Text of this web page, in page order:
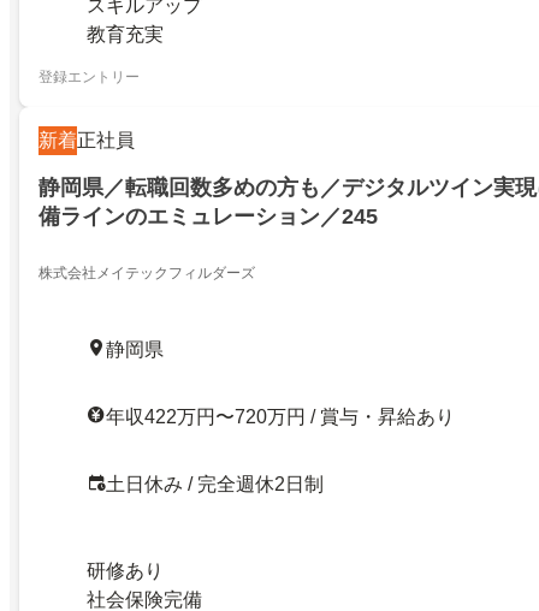
スキルアップ
教育充実
登録エントリー
新着正社員
静岡県／転職回数多めの方も／デジタルツイン実
備ラインのエミュレーション／245
株式会社メイテックフィルダーズ
静岡県
年収422万円〜720万円 / 賞与・昇給あり
土日休み / 完全週休2日制
研修あり
社会保険完備